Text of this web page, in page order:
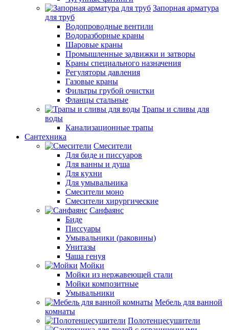
Запорная арматура
для труб
Водопроводные вентили
Водоразборные краны
Шаровые краны
Промышленные задвижки и затворы
Краны специального назначения
Регуляторы давления
Газовые краны
Фильтры грубой очистки
Фланцы стальные
Трапы и сливы для
воды
Канализационные трапы
Сантехника
Смесители
Для биде и писсуаров
Для ванны и душа
Для кухни
Для умывальника
Смесители моно
Смесители хирургические
Санфаянс
Биде
Писсуары
Умывальники (раковины)
Унитазы
Чаша генуя
Мойки
Мойки из нержавеющей стали
Мойки композитные
Умывальники
Мебель для ванной
комнаты
Полотенцесушители